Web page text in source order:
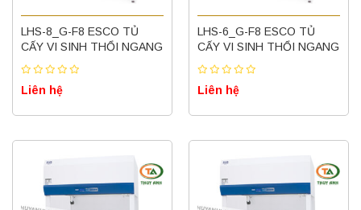
LHS-8_G-F8 ESCO TỦ
CẤY VI SINH THỔI NGANG
Liên hệ
LHS-6_G-F8 ESCO TỦ
CẤY VI SINH THỔI NGANG
Liên hệ